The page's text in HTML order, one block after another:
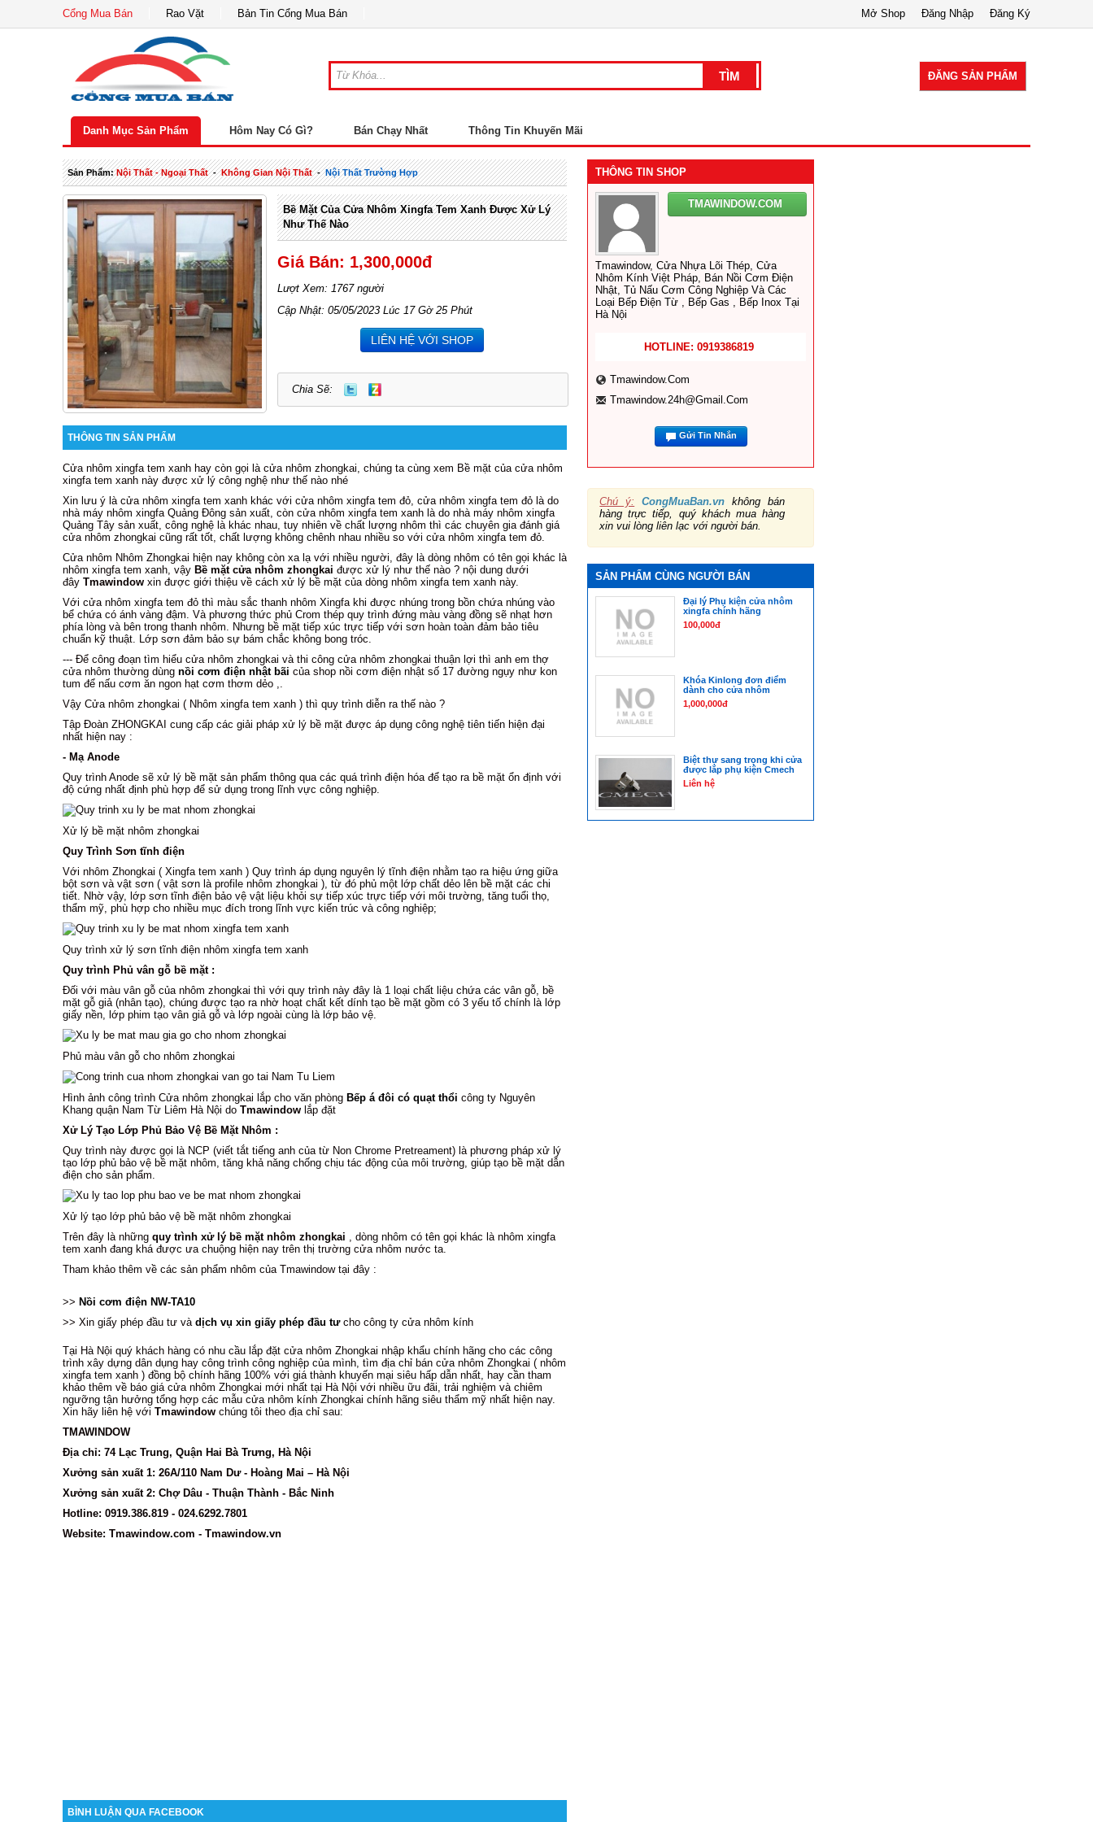
Cổng Mua Bán Rao Vặt Bản Tin Cổng Mua Bán Đăng Ký
Đăng Nhập
Mở Shop
ĐĂNG SẢN PHẨM
Danh Mục Sản Phẩm Hôm Nay Có Gì? Bán Chạy Nhất Thông Tin Khuyến Mãi
Sản Phẩm:Nội Thất - Ngoại Thất-Không Gian Nội Thất-Nội Thất Trường Hợp
Bề Mặt Của Cửa Nhôm Xingfa Tem Xanh Được Xử Lý
Như Thế Nào
Giá Bán: 1,300,000đ
Lượt Xem: 1767 người
Cập Nhật: 05/05/2023 Lúc 17 Gờ 25 Phút
LIÊN HỆ VỚI SHOP
Chia Sẽ:
THÔNG TIN SẢN PHẨM
Cửa nhôm xingfa tem xanh hay còn gọi là cửa nhôm zhongkai, chúng ta cùng xem Bề mặt của cửa nhôm
xingfa tem xanh này được xử lý công nghệ như thế nào nhé
Xin lưu ý là cửa nhôm xingfa tem xanh khác với cửa nhôm xingfa tem đỏ, cửa nhôm xingfa tem đỏ là do
nhà máy nhôm xingfa Quảng Đông sản xuất, còn cửa nhôm xingfa tem xanh là do nhà máy nhôm xingfa
Quảng Tây sản xuất, công nghệ là khác nhau, tuy nhiên về chất lượng nhôm thì các chuyên gia đánh giá
cửa nhôm zhongkai cũng rất tốt, chất lượng không chênh nhau nhiều so với cửa nhôm xingfa tem đỏ.
Cửa nhôm Nhôm Zhongkai hiện nay không còn xa lạ với nhiều người, đây là dòng nhôm có tên gọi khác là
nhôm xingfa tem xanh, vậy Bề mặt cửa nhôm zhongkai được xử lý như thế nào ? nội dung dưới
đây Tmawindow xin được giới thiệu về cách xử lý bề mặt của dòng nhôm xingfa tem xanh này.
Với cửa nhôm xingfa tem đỏ thì màu sắc thanh nhôm Xingfa khi được nhúng trong bồn chứa nhúng vào
bể chứa có ánh vàng đậm. Và phương thức phủ Crom thép quy trình đứng màu vàng đồng sẽ nhạt hơn
phía lòng và bên trong thanh nhôm. Nhưng bề mặt tiếp xúc trực tiếp với sơn hoàn toàn đảm bảo tiêu
chuẩn kỹ thuật. Lớp sơn đảm bảo sự bám chắc không bong tróc.
--- Để công đoạn tìm hiểu cửa nhôm zhongkai và thi công cửa nhôm zhongkai thuận lợi thì anh em thợ
cửa nhôm thường dùng nồi cơm điện nhật bãi của shop nồi cơm điện nhật số 17 đường ngụy như kon
tum để nấu cơm ăn ngon hạt cơm thơm dẻo ,.
Vậy Cửa nhôm zhongkai ( Nhôm xingfa tem xanh ) thì quy trình diễn ra thế nào ?
Tập Đoàn ZHONGKAI cung cấp các giải pháp xử lý bề mặt được áp dụng công nghệ tiên tiến hiện đại
nhất hiện nay :
- Mạ Anode
Quy trình Anode sẽ xử lý bề mặt sản phẩm thông qua các quá trình điện hóa để tạo ra bề mặt ổn định với
độ cứng nhất định phù hợp để sử dụng trong lĩnh vực công nghiệp.
Xử lý bề mặt nhôm zhongkai
Quy Trình Sơn tĩnh điện
Với nhôm Zhongkai ( Xingfa tem xanh ) Quy trình áp dụng nguyên lý tĩnh điện nhằm tạo ra hiệu ứng giữa
bột sơn và vật sơn ( vật sơn là profile nhôm zhongkai ), từ đó phủ một lớp chất dẻo lên bề mặt các chi
tiết. Nhờ vậy, lớp sơn tĩnh điện bảo vệ vật liệu khỏi sự tiếp xúc trực tiếp với môi trường, tăng tuổi thọ,
thẩm mỹ, phù hợp cho nhiều mục đích trong lĩnh vực kiến trúc và công nghiệp;
Quy trình xử lý sơn tĩnh điện nhôm xingfa tem xanh
Quy trình Phủ vân gỗ bề mặt :
Đối với màu vân gỗ của nhôm zhongkai thì với quy trình này đây là 1 loại chất liệu chứa các vân gỗ, bề
mặt gỗ giả (nhân tạo), chúng được tạo ra nhờ hoạt chất kết dính tạo bề mặt gồm có 3 yếu tố chính là lớp
giấy nền, lớp phim tạo vân giả gỗ và lớp ngoài cùng là lớp bảo vệ.
Phủ màu vân gỗ cho nhôm zhongkai
Hình ảnh công trình Cửa nhôm zhongkai lắp cho văn phòng Bếp á đôi có quạt thổi công ty Nguyên
Khang quận Nam Từ Liêm Hà Nội do Tmawindow lắp đặt
Xử Lý Tạo Lớp Phủ Bảo Vệ Bề Mặt Nhôm :
Quy trình này được gọi là NCP (viết tắt tiếng anh của từ Non Chrome Pretreament) là phương pháp xử lý
tạo lớp phủ bảo vệ bề mặt nhôm, tăng khả năng chống chịu tác động của môi trường, giúp tạo bề mặt dẫn
điện cho sản phẩm.
Xử lý tạo lớp phủ bảo vệ bề mặt nhôm zhongkai
Trên đây là những quy trình xử lý bề mặt nhôm zhongkai , dòng nhôm có tên gọi khác là nhôm xingfa
tem xanh đang khá được ưa chuộng hiện nay trên thị trường cửa nhôm nước ta.
Tham khảo thêm về các sản phẩm nhôm của Tmawindow tại đây :
>> Nồi cơm điện NW-TA10
>> Xin giấy phép đầu tư và dịch vụ xin giấy phép đầu tưcho công ty cửa nhôm kính
Tại Hà Nội quý khách hàng có nhu cầu lắp đặt cửa nhôm Zhongkai nhập khẩu chính hãng cho các công
trình xây dựng dân dụng hay công trình công nghiệp của mình, tìm địa chỉ bán cửa nhôm Zhongkai ( nhôm
xingfa tem xanh ) đồng bộ chính hãng 100% với giá thành khuyến mại siêu hấp dẫn nhất, hay cần tham
khảo thêm về báo giá cửa nhôm Zhongkai mới nhất tại Hà Nội với nhiều ữu đãi, trải nghiệm và chiêm
ngưỡng tận hưởng tổng hợp các mẫu cửa nhôm kính Zhongkai chính hãng siêu thẩm mỹ nhất hiện nay.
Xin hãy liên hệ với Tmawindow chúng tôi theo địa chỉ sau:
TMAWINDOW
Địa chỉ: 74 Lạc Trung, Quận Hai Bà Trưng, Hà Nội
Xưởng sản xuất 1: 26A/110 Nam Dư - Hoàng Mai – Hà Nội
Xưởng sản xuất 2: Chợ Dâu - Thuận Thành - Bắc Ninh
Hotline: 0919.386.819 - 024.6292.7801
Website: Tmawindow.com - Tmawindow.vn
BÌNH LUẬN QUA FACEBOOK
THÔNG TIN SHOP
TMAWINDOW.COM
Tmawindow, Cửa Nhựa Lõi Thép, Cửa
Nhôm Kính Việt Pháp, Bán Nồi Cơm Điện
Nhật, Tủ Nấu Cơm Công Nghiệp Và Các
Loại Bếp Điện Từ , Bếp Gas , Bếp Inox Tại
Hà Nội
HOTLINE: 0919386819
Tmawindow.com
Tmawindow.24h@gmail.com
Gửi Tin Nhắn
Chú ý: CongMuaBan.vn không bán
hàng trực tiếp, quý khách mua hàng
xin vui lòng liên lạc với người bán.
SẢN PHẨM CÙNG NGƯỜI BÁN
Đại lý Phụ kiện cửa nhôm
xingfa chính hãng
100,000đ
Khóa Kinlong đơn điểm
dành cho cửa nhôm
1,000,000đ
Biệt thự sang trọng khi cửa
được lắp phụ kiện Cmech
Liên hệ